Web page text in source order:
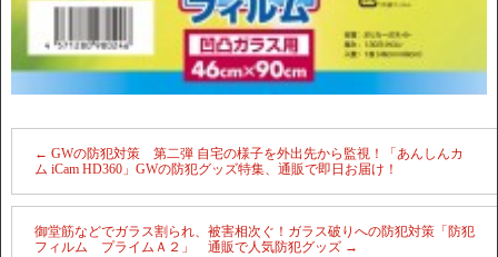
← GWの防犯対策 第二弾 自宅の様子を外出先から監視！「あんしんカ
ム iCam HD360」GWの防犯グッズ特集、通販で即日お届け！
御堂筋などでガラス割られ、被害相次ぐ！ガラス破りへの防犯対策「防犯
フィルム プライムＡ２」 通販で人気防犯グッズ →